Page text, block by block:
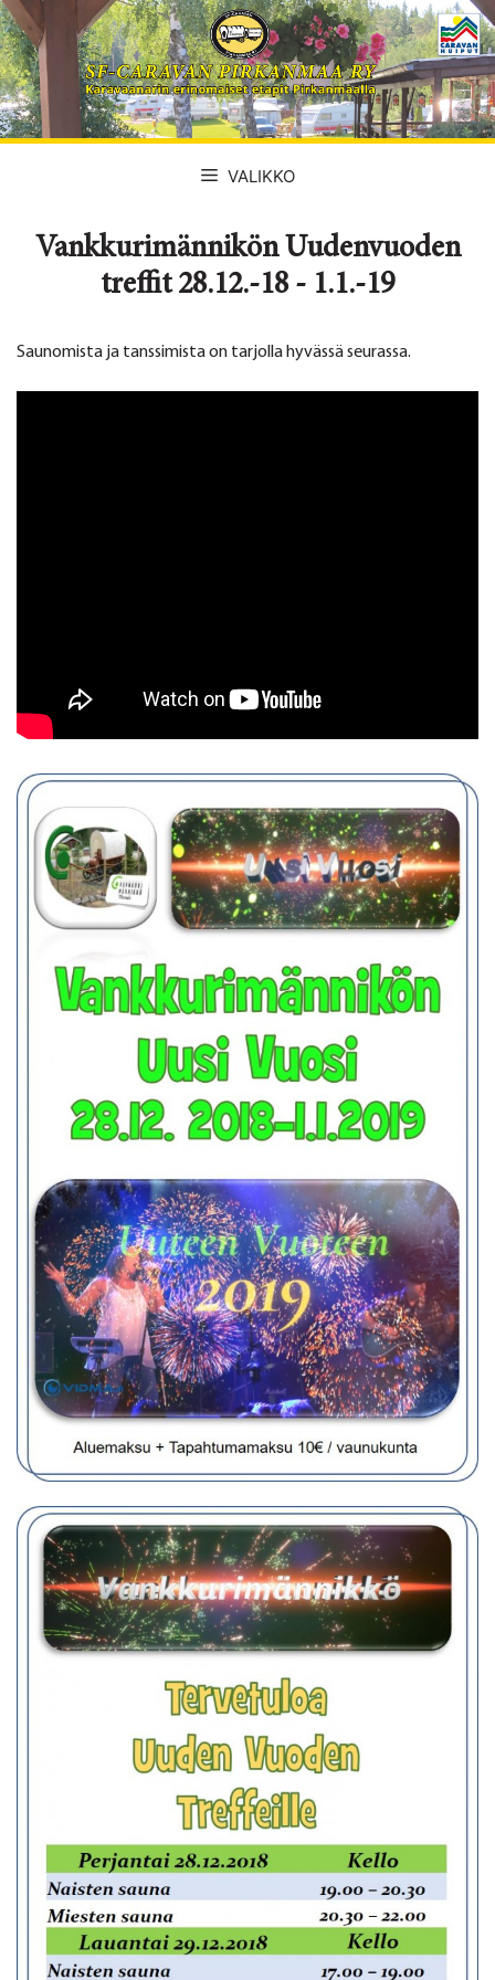
Siirry
sisältöön
VALIKKO
Vankkurimännikön Uudenvuoden
treffit 28.12.-18 - 1.1.-19
Saunomista ja tanssimista on tarjolla hyvässä seurassa.